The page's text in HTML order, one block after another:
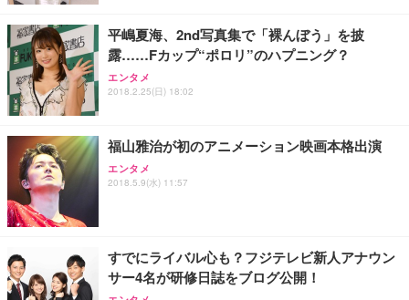
務用 おしゃれ パソコンチェア (ブラック)
Sezlife オフィスチェア デスクチェア 疲れない テレ
ワーク チェア 強化バックレスト 30度ロッキング機
能 人間工学 椅子 腰サポート 90度跳ね上げ式アーム
務用 おしゃれ パソコンチェア (ホワイト)
ANDWINT オフィスチェア デスクチェア 肘なし メ
ッシュ 通気性 ランバーサポート付き 腰サポート ガ
【整備済み品】Dell E2724HS 27インチ 液晶モニタ
ー フルHD（1920×1080）VA 非光沢 HDMI/DisplayP
ort/VGA スピーカー内蔵 高さ調整 スイベル VESA対
【MiniLED/24.5inch/280Hz/FHD】GRAPHT THE S
HOOTER Gaming Monitor 24” Essential ゲーミン
Smart Basic(スマートベーシック) 【Amazon.co.jp
限定】 Smart Basic アイリスオーヤマ ペットシーツ
超厚型 お徳用 ワイド 100枚入 (x 1) (ケース販売)
アイリスオーヤマ ペットシーツ 超厚型 お徳用 レギ
平嶋夏海、2nd写真集で「裸んぼう」を披
露……Fカップ“ポロリ”のハプニング？
エンタメ
2018.2.25(日) 18:02
福山雅治が初のアニメーション映画本格出演
エンタメ
2018.5.9(水) 11:57
すでにライバル心も？フジテレビ新人アナウン
サー4名が研修日誌をブログ公開！